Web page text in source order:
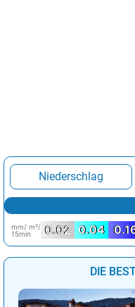
Niederschlag
mm/ m²/
15min
0.02 0.04
DIE